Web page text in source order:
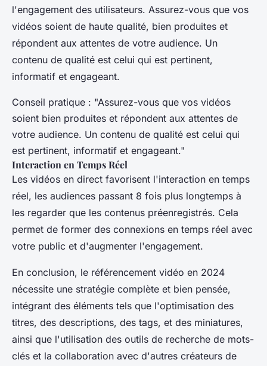
l'engagement des utilisateurs. Assurez-vous que vos
vidéos soient de haute qualité, bien produites et
répondent aux attentes de votre audience. Un
contenu de qualité est celui qui est pertinent,
informatif et engageant.
Conseil pratique : "Assurez-vous que vos vidéos
soient bien produites et répondent aux attentes de
votre audience. Un contenu de qualité est celui qui
est pertinent, informatif et engageant."
Interaction en Temps Réel
Les vidéos en direct favorisent l'interaction en temps
réel, les audiences passant 8 fois plus longtemps à
les regarder que les contenus préenregistrés. Cela
permet de former des connexions en temps réel avec
votre public et d'augmenter l'engagement.
En conclusion, le référencement vidéo en 2024
nécessite une stratégie complète et bien pensée,
intégrant des éléments tels que l'optimisation des
titres, des descriptions, des tags, et des miniatures,
ainsi que l'utilisation des outils de recherche de mots-
clés et la collaboration avec d'autres créateurs de